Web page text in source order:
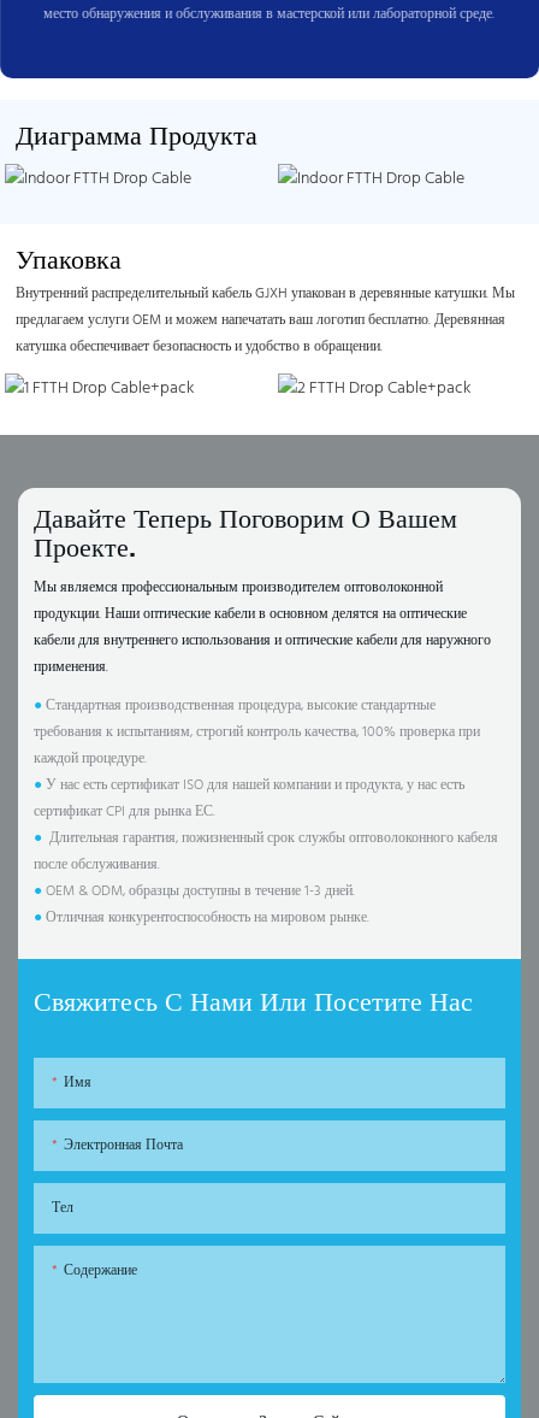
место обнаружения и обслуживания в мастерской или лабораторной среде.
Диаграмма Продукта
Упаковка
Внутренний распределительный кабель GJXH упакован в деревянные катушки. Мы
предлагаем услуги OEM и можем напечатать ваш логотип бесплатно. Деревянная
катушка обеспечивает безопасность и удобство в обращении.
Давайте Теперь Поговорим О Вашем
Проекте.
Мы являемся профессиональным производителем оптоволоконной
продукции. Наши оптические кабели в основном делятся на оптические
кабели для внутреннего использования и оптические кабели для наружного
применения.
●Стандартная производственная процедура, высокие стандартные
требования к испытаниям, строгий контроль качества, 100% проверка при
каждой процедуре.
●У нас есть сертификат ISO для нашей компании и продукта, у нас есть
сертификат CPI для рынка ЕС.
● Длительная гарантия, пожизненный срок службы оптоволоконного кабеля
после обслуживания.
●OEM & ODM, образцы доступны в течение 1-3 дней.
●Отличная конкурентоспособность на мировом рынке.
Свяжитесь С Нами Или Посетите Нас
Имя
Электронная Почта
Тел
Содержание